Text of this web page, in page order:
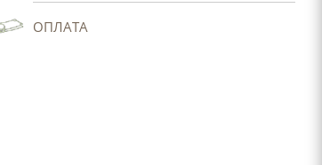
ОПЛАТА